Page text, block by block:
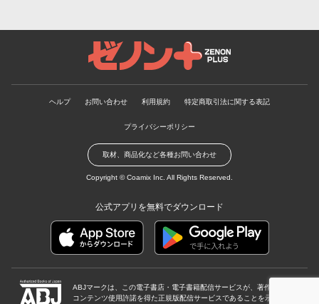
ゼノンプラス
ヘルプ お問い合わせ 利用規約 特定商取引法に関する表記
プライバシーポリシー
取材、商品化など各種お問い合わせ
Copyright ©Coamix Inc. All Rights Reserved.
公式アプリを無料でダウンロード
ABJマークは、この電子書店・電子書籍配信サービスが、著作権者から
コンテンツ使用許諾を得た正規版配信サービスであることを示す登録商